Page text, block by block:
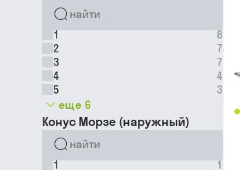
1
8
2
7
3
7
4
4
5
3
еще 6
Конус Морзе (наружный)
1
1